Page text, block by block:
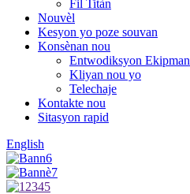
Fil Titàn
Nouvèl
Kesyon yo poze souvan
Konsènan nou
Entwodiksyon Ekipman
Kliyan nou yo
Telechaje
Kontakte nou
Sitasyon rapid
English